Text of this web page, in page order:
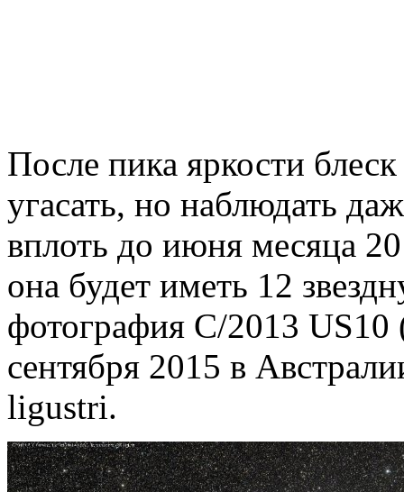
После пика яркости
угасать, но наблюдать
вплоть до июня месяца
она будет иметь 12
фотография C/2013 US10
сентября 2015 в
ligustri.